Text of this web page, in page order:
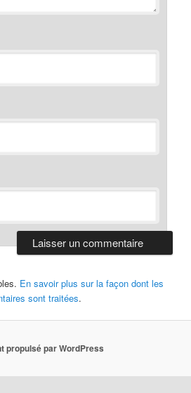
En savoir plus sur la façon dont les
sont traitées.
propulsé par WordPress